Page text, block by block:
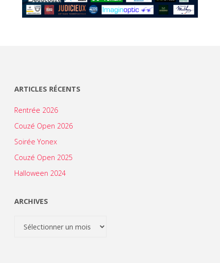
ARTICLES RÉCENTS
Rentrée 2026
Couzé Open 2026
Soirée Yonex
Couzé Open 2025
Halloween 2024
ARCHIVES